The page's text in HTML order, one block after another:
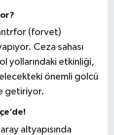
(forvet)
Ceza sahası
yollarındaki etkinliği,
önemli golcü
getiriyor.
altyapısında